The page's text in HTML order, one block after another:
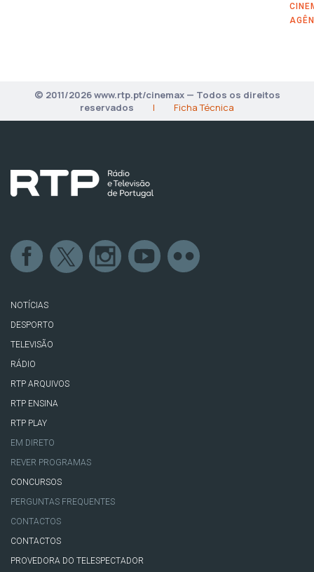
© 2011/2026 www.rtp.pt/cinemax — Todos os direitos
reservados
| Ficha Técnica
NOTÍCIAS
DESPORTO
TELEVISÃO
RÁDIO
RTP ARQUIVOS
RTP ENSINA
RTP PLAY
EM DIRETO
REVER PROGRAMAS
CONCURSOS
PERGUNTAS FREQUENTES
CONTACTOS
CONTACTOS
PROVEDORA DO TELESPECTADOR